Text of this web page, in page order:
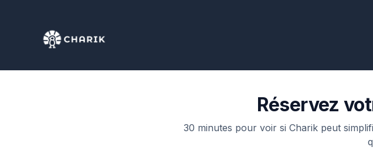
Réservez
30 minutes pour voir si Charik peut